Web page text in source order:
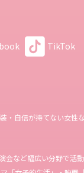
TikTok
・自信が持てない女
会など幅広い分野で